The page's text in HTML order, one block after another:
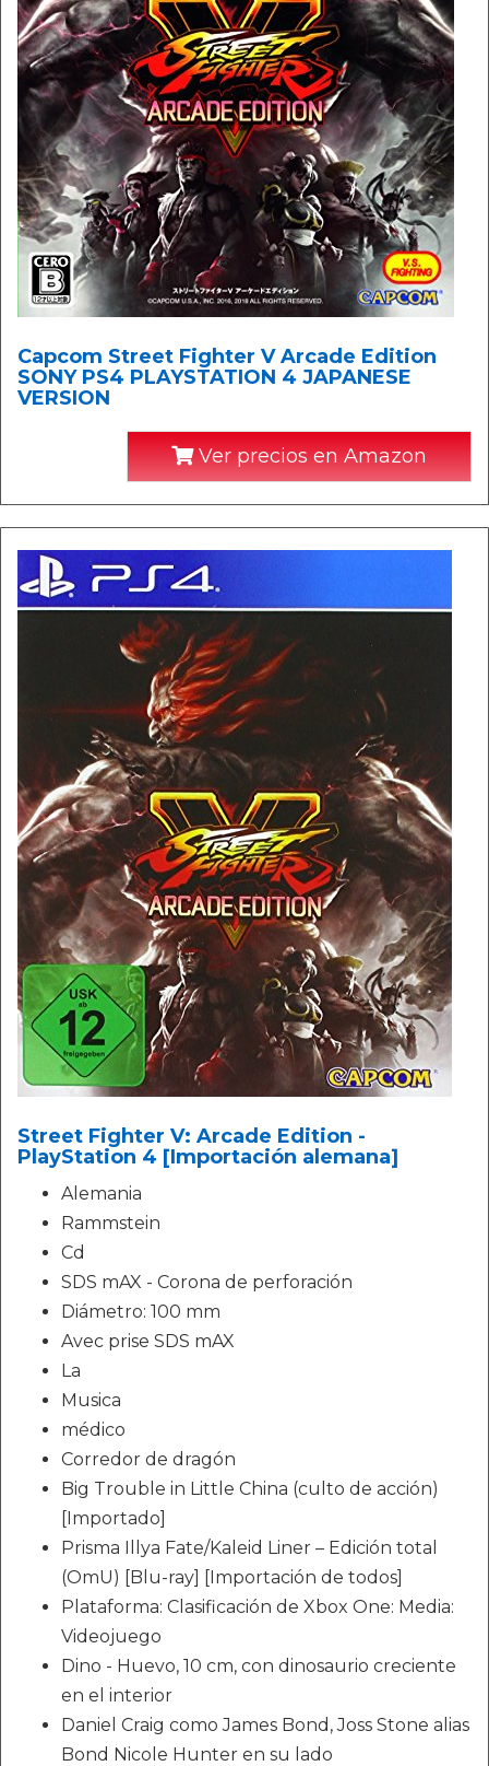
Capcom Street Fighter V Arcade Edition
SONY PS4 PLAYSTATION 4 JAPANESE
VERSION
Ver precios en Amazon
Street Fighter V: Arcade Edition -
PlayStation 4 [Importación alemana]
Alemania
Rammstein
Cd
SDS mAX - Corona de perforación
Diámetro: 100 mm
Avec prise SDS mAX
La
Musica
médico
Corredor de dragón
Big Trouble in Little China (culto de acción)
[Importado]
Prisma Illya Fate/Kaleid Liner – Edición total
(OmU) [Blu-ray] [Importación de todos]
Plataforma: Clasificación de Xbox One: Media:
Videojuego
Dino - Huevo, 10 cm, con dinosaurio creciente
en el interior
Daniel Craig como James Bond, Joss Stone alias
Bond Nicole Hunter en su lado